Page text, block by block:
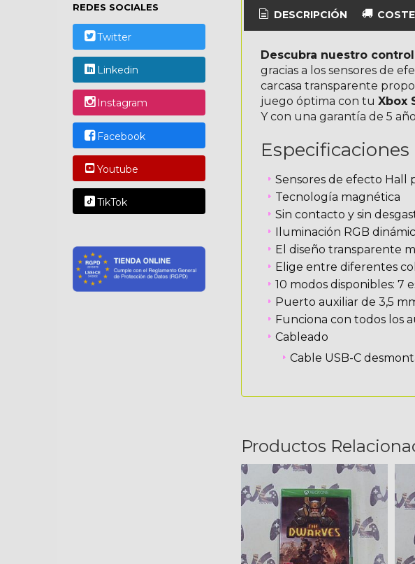
REDES SOCIALES
Twitter
Linkedin
Instagram
Facebook
Youtube
TikTok
DESCRIPCIÓN
Descubra nuestro
gracias a los sensores de
carcasa transparente
juego óptima con tu Xbox
Y con una garantía de 5
Especificaciones
Sensores de efecto Hall
Tecnología magnética
Sin contacto y sin
Iluminación RGB
El diseño transparente
Elige entre diferentes
10 modos disponibles: 7
Puerto auxiliar de 3,5
Funciona con todos los
Cableado
Cable USB-C
Productos